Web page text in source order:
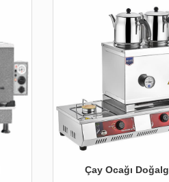
Çay Ocağı